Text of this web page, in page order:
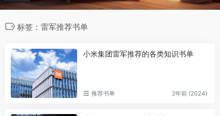
标签：雷军推荐书单
小米集团雷军推荐的各类知识书单
推荐书单 2年前 (2024)